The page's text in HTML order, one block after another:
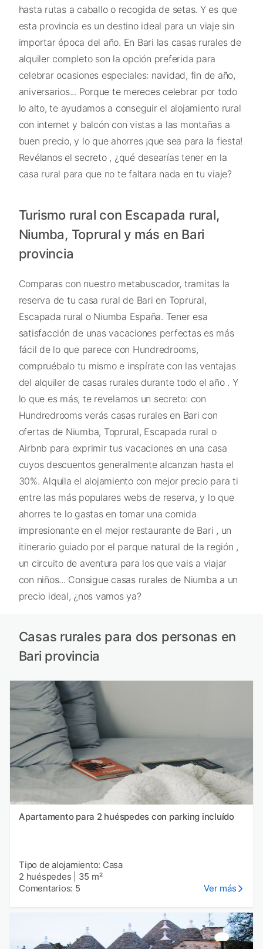
hasta rutas a caballo o recogida de setas. Y es que
esta provincia es un destino ideal para un viaje sin
importar época del año. En Bari las casas rurales de
alquiler completo son la opción preferida para
celebrar ocasiones especiales: navidad, fin de año,
aniversarios... Porque te mereces celebrar por todo
lo alto, te ayudamos a conseguir el alojamiento rural
con internet y balcón con vistas a las montañas a
buen precio, y lo que ahorres ¡que sea para la fiesta!
Revélanos el secreto , ¿qué desearías tener en la
casa rural para que no te faltara nada en tu viaje?
Turismo rural con Escapada rural,
Niumba, Toprural y más en Bari
provincia
Comparas con nuestro metabuscador, tramitas la
reserva de tu casa rural de Bari en Toprural,
Escapada rural o Niumba España. Tener esa
satisfacción de unas vacaciones perfectas es más
fácil de lo que parece con Hundredrooms,
compruébalo tu mismo e inspírate con las ventajas
del alquiler de casas rurales durante todo el año . Y
lo que es más, te revelamos un secreto: con
Hundredrooms verás casas rurales en Bari con
ofertas de Niumba, Toprural, Escapada rural o
Airbnb para exprimir tus vacaciones en una casa
cuyos descuentos generalmente alcanzan hasta el
30%. Alquila el alojamiento con mejor precio para ti
entre las más populares webs de reserva, y lo que
ahorres te lo gastas en tomar una comida
impresionante en el mejor restaurante de Bari , un
itinerario guiado por el parque natural de la región ,
un circuito de aventura para los que vais a viajar
con niños... Consigue casas rurales de Niumba a un
precio ideal, ¿nos vamos ya?
Casas rurales para dos personas en
Bari provincia
Apartamento para 2 huéspedes con parking incluído
Tipo de alojamiento: Casa
2 huéspedes
35 m²
Comentarios: 5
Ver más